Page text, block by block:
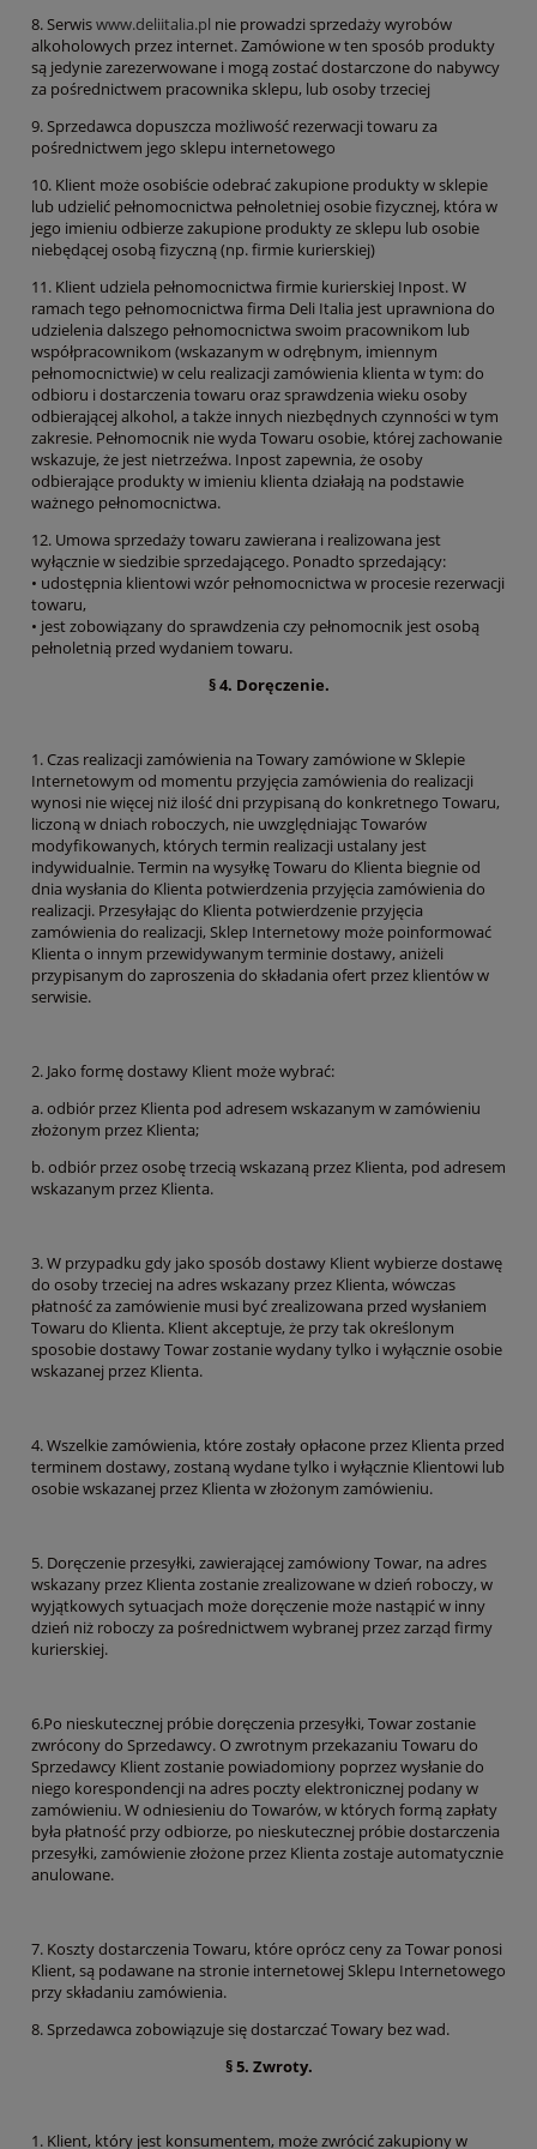
8. Serwiswww.deliitalia.pl nie prowadzi sprzedaży wyrobów
alkoholowych przez internet. Zamówione w ten sposób produkty
są jedynie zarezerwowane i mogą zostać dostarczone do nabywcy
za pośrednictwem pracownika sklepu, lub osoby trzeciej
9. Sprzedawca dopuszcza możliwość rezerwacji towaru za
pośrednictwem jego sklepu internetowego
10. Klient może osobiście odebrać zakupione produkty w sklepie
lub udzielić pełnomocnictwa pełnoletniej osobie fizycznej, która w
jego imieniu odbierze zakupione produkty ze sklepu lub osobie
niebędącej osobą fizyczną (np. firmie kurierskiej)
11. Klient udziela pełnomocnictwa firmie kurierskiej Inpost. W
ramach tego pełnomocnictwa firma Deli Italia jest uprawniona do
udzielenia dalszego pełnomocnictwa swoim pracownikom lub
współpracownikom (wskazanym w odrębnym, imiennym
pełnomocnictwie) w celu realizacji zamówienia klienta w tym: do
odbioru i dostarczenia towaru oraz sprawdzenia wieku osoby
odbierającej alkohol, a także innych niezbędnych czynności w tym
zakresie. Pełnomocnik nie wyda Towaru osobie, której zachowanie
wskazuje, że jest nietrzeźwa. Inpost zapewnia, że osoby
odbierające produkty w imieniu klienta działają na podstawie
ważnego pełnomocnictwa.
12. Umowa sprzedaży towaru zawierana i realizowana jest
wyłącznie w siedzibie sprzedającego. Ponadto sprzedający:
• udostępnia klientowi wzór pełnomocnictwa w procesie rezerwacji
towaru,
• jest zobowiązany do sprawdzenia czy pełnomocnik jest osobą
pełnoletnią przed wydaniem towaru.
§ 4. Doręczenie.
1. Czas realizacji zamówienia na Towary zamówione w Sklepie
Internetowym od momentu przyjęcia zamówienia do realizacji
wynosi nie więcej niż ilość dni przypisaną do konkretnego Towaru,
liczoną w dniach roboczych, nie uwzględniając Towarów
modyfikowanych, których termin realizacji ustalany jest
indywidualnie. Termin na wysyłkę Towaru do Klienta biegnie od
dnia wysłania do Klienta potwierdzenia przyjęcia zamówienia do
realizacji. Przesyłając do Klienta potwierdzenie przyjęcia
zamówienia do realizacji, Sklep Internetowy może poinformować
Klienta o innym przewidywanym terminie dostawy, aniżeli
przypisanym do zaproszenia do składania ofert przez klientów w
serwisie.
2. Jako formę dostawy Klient może wybrać:
a. odbiór przez Klienta pod adresem wskazanym w zamówieniu
złożonym przez Klienta;
b. odbiór przez osobę trzecią wskazaną przez Klienta, pod adresem
wskazanym przez Klienta.
3. W przypadku gdy jako sposób dostawy Klient wybierze dostawę
do osoby trzeciej na adres wskazany przez Klienta, wówczas
płatność za zamówienie musi być zrealizowana przed wysłaniem
Towaru do Klienta. Klient akceptuje, że przy tak określonym
sposobie dostawy Towar zostanie wydany tylko i wyłącznie osobie
wskazanej przez Klienta.
4. Wszelkie zamówienia, które zostały opłacone przez Klienta przed
terminem dostawy, zostaną wydane tylko i wyłącznie Klientowi lub
osobie wskazanej przez Klienta w złożonym zamówieniu.
5. Doręczenie przesyłki, zawierającej zamówiony Towar, na adres
wskazany przez Klienta zostanie zrealizowane w dzień roboczy, w
wyjątkowych sytuacjach może doręczenie może nastąpić w inny
dzień niż roboczy za pośrednictwem wybranej przez zarząd firmy
kurierskiej.
6.Po nieskutecznej próbie doręczenia przesyłki, Towar zostanie
zwrócony do Sprzedawcy. O zwrotnym przekazaniu Towaru do
Sprzedawcy Klient zostanie powiadomiony poprzez wysłanie do
niego korespondencji na adres poczty elektronicznej podany w
zamówieniu. W odniesieniu do Towarów, w których formą zapłaty
była płatność przy odbiorze, po nieskutecznej próbie dostarczenia
przesyłki, zamówienie złożone przez Klienta zostaje automatycznie
anulowane.
7. Koszty dostarczenia Towaru, które oprócz ceny za Towar ponosi
Klient, są podawane na stronie internetowej Sklepu Internetowego
przy składaniu zamówienia.
8. Sprzedawca zobowiązuje się dostarczać Towary bez wad.
§ 5. Zwroty.
1. Klient, który jest konsumentem, może zwrócić zakupiony w